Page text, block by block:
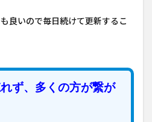
良いので毎日続けて更新するこ
ず、多くの方が繋が